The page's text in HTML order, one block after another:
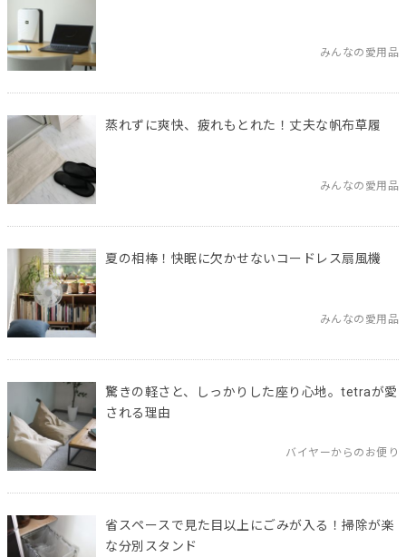
みんなの愛用品
蒸れずに爽快、疲れもとれた！丈夫な帆布草履
みんなの愛用品
夏の相棒！快眠に欠かせないコードレス扇風機
みんなの愛用品
驚きの軽さと、しっかりした座り心地。tetraが愛
される理由
バイヤーからのお便り
省スペースで見た目以上にごみが入る！掃除が楽
な分別スタンド